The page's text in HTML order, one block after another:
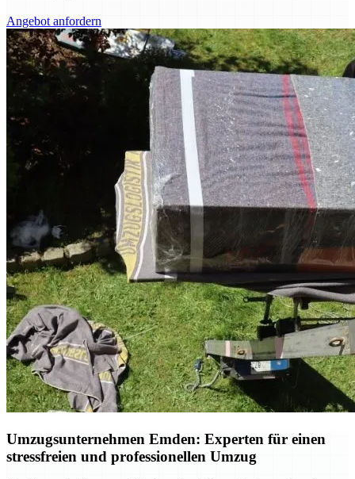
Angebot anfordern
Umzugsunternehmen Emden: Experten für einen
stressfreien und professionellen Umzug